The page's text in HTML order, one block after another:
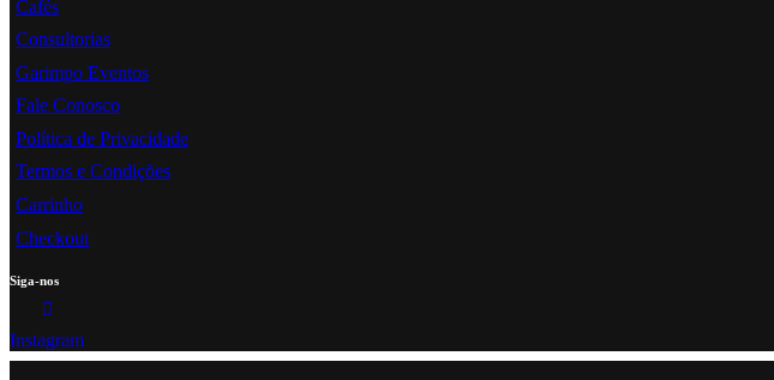
Cafés
Consultorias
Garimpo Eventos
Fale Conosco
Política de Privacidade
Termos e Condições
Carrinho
Checkout
Siga-nos
Instagram